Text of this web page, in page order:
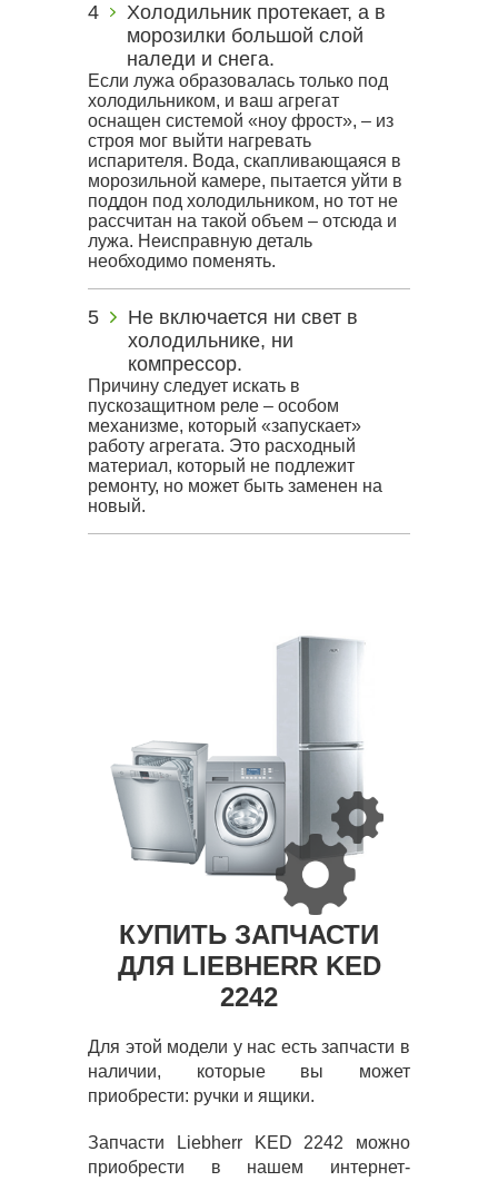
Холодильник протекает, а в
морозилки большой слой
наледи и снега.
Если лужа образовалась только под
холодильником, и ваш агрегат
оснащен системой «ноу фрост», – из
строя мог выйти нагревать
испарителя. Вода, скапливающаяся в
морозильной камере, пытается уйти в
поддон под холодильником, но тот не
рассчитан на такой объем – отсюда и
лужа. Неисправную деталь
необходимо поменять.
Не включается ни свет в
холодильнике, ни
компрессор.
Причину следует искать в
пускозащитном реле – особом
механизме, который «запускает»
работу агрегата. Это расходный
материал, который не подлежит
ремонту, но может быть заменен на
новый.
КУПИТЬ ЗАПЧАСТИ
ДЛЯ LIEBHERR KED
2242
Для этой модели у нас есть запчасти в
наличии, которые вы может
приобрести: ручки и ящики.
Запчасти Liebherr KED 2242 можно
приобрести в нашем интернет-